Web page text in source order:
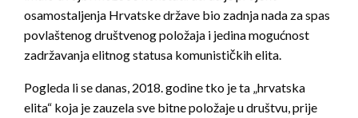
osamostaljenja Hrvatske države bio zadnja nada za spas
povlaštenog društvenog položaja i jedina mogućnost
zadržavanja elitnog statusa komunističkih elita.
Pogleda li se danas, 2018. godine tko je ta „hrvatska
elita“ koja je zauzela sve bitne položaje u društvu, prije